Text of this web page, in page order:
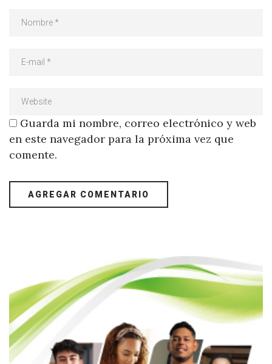
Guarda mi nombre, correo electrónico y web
en este navegador para la próxima vez que
comente.